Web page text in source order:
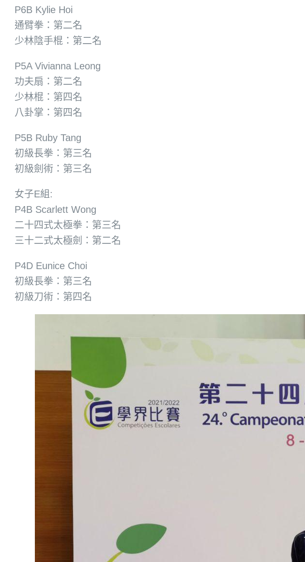
P6B Kylie Hoi
通臂拳：第二名
少林陰手棍：第二名
P5A Vivianna Leong
功夫扇：第二名
少林棍：第四名
八卦掌：第四名
P5B Ruby Tang
初級長拳：第三名
初級劍術：第三名
女子E組:
P4B Scarlett Wong
二十四式太極拳：第三名
三十二式太極劍：第二名
P4D Eunice Choi
初級長拳：第三名
初級刀術：第四名